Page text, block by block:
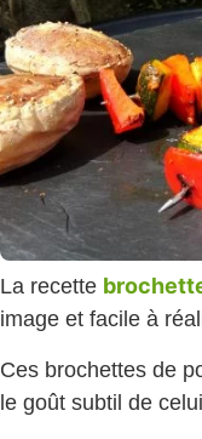
La recette
image et facile à
Ces brochettes de
le goût subtil de